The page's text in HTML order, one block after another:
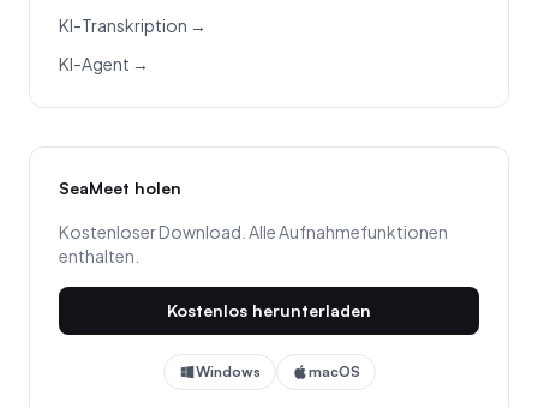
KI-Transkription →
KI-Agent →
SeaMeet holen
Kostenloser Download. Alle Aufnahmefunktionen
enthalten.
Kostenlos herunterladen
Windows macOS